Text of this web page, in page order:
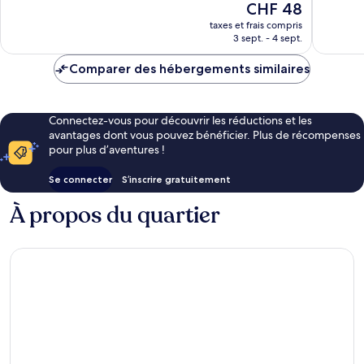
Le
nouveau
prix
de
CHF 48
taxes et frais compris
3 sept. - 4 sept.
Comparer des hébergements similaires
Connectez-vous pour découvrir les réductions et les
avantages dont vous pouvez bénéficier. Plus de récompenses
pour plus d’aventures !
Se connecter S’inscrire gratuitement
À propos du quartier